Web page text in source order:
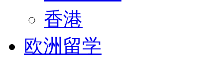
香港
欧洲留学